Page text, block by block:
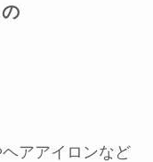
アアイロンなど